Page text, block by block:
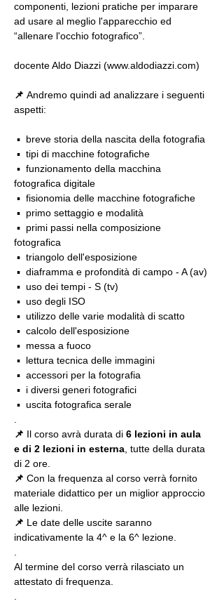
componenti, lezioni pratiche per imparare
ad usare al meglio l'apparecchio ed
“allenare l'occhio fotografico”.
docente Aldo Diazzi (www.aldodiazzi.com)
📌 Andremo quindi ad analizzare i seguenti
aspetti:
▪️  breve storia della nascita della fotografia
▪️  tipi di macchine fotografiche
▪️  funzionamento della macchina
fotografica digitale
▪️  fisionomia delle macchine fotografiche
▪️  primo settaggio e modalità
▪️  primi passi nella composizione
fotografica
▪️  triangolo dell'esposizione
▪️  diaframma e profondità di campo - A (av)
▪️  uso dei tempi - S (tv)
▪️  uso degli ISO
▪️  utilizzo delle varie modalità di scatto
▪️  calcolo dell'esposizione
▪️  messa a fuoco
▪️  lettura tecnica delle immagini
▪️  accessori per la fotografia
▪️  i diversi generi fotografici
▪️  uscita fotografica serale
📌 Il corso avrà durata di 6 lezioni in aula
e di 2 lezioni in esterna , tutte della durata
di 2 ore.
📌 Con la frequenza al corso verrà fornito
materiale didattico per un miglior approccio
alle lezioni.
📌 Le date delle uscite saranno
indicativamente la 4^ e la 6^ lezione.
Al termine del corso verrà rilasciato un
attestato di frequenza.